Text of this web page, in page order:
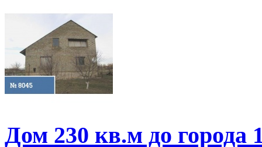
Дом 230 кв.м до города